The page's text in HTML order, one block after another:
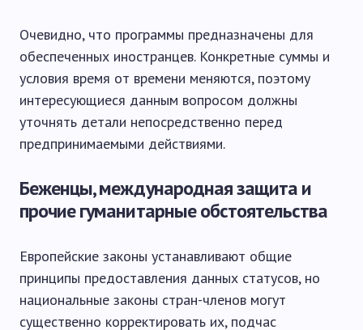
Очевидно, что программы предназначены для
обеспеченных иностранцев. Конкретные суммы и
условия время от времени меняются, поэтому
интересующиеся данным вопросом должны
уточнять детали непосредственно перед
предпринимаемыми действиями.
Беженцы, международная защита и
прочие гуманитарные обстоятельства
Европейские законы устанавливают общие
принципы предоставления данных статусов, но
национальные законы стран-членов могут
существенно корректировать их, подчас